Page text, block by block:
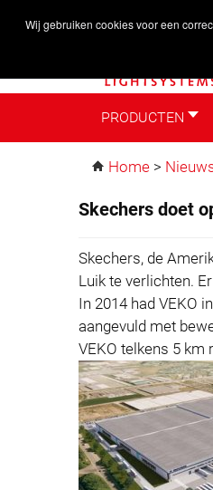
PRODUCTEN
PRODUCTEN
Home >
Skechers doet
Skechers, de
Luik te verlichten.
In 2014 had VEKO
aangevuld met
VEKO telkens 5 km
Wij gebruiken cookies voor een